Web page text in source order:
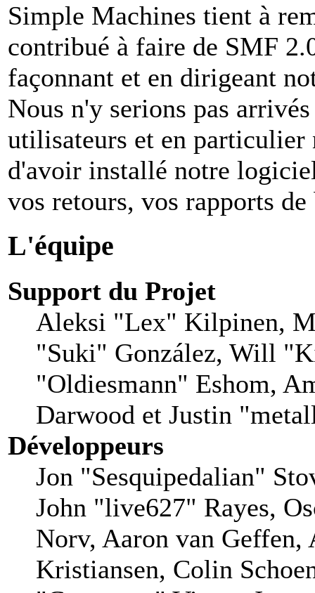
Simple Machines tient à
contribué à faire de SMF
façonnant et en dirigeant
Nous n'y serions pas
utilisateurs et en
d'avoir installé notre
vos retours, vos rapports
L'équipe
Support du Projet
Aleksi "Lex" Kilpinen,
"Suki" González, Will
"Oldiesmann" Eshom,
Darwood et Justin
Développeurs
Jon "Sesquipedalian"
John "live627" Rayes,
Norv, Aaron van
Kristiansen, Colin